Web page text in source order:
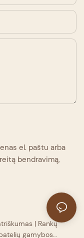
el. paštu arba
bendravimą,
| Rankų
gamybos